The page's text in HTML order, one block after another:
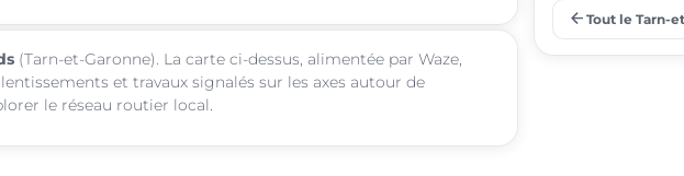
(Tarn-et-Garonne). La carte ci-dessus, alimentée par Waze,
et travaux signalés sur les axes autour de
le réseau routier local.
arrow_back Tout le Tarn-